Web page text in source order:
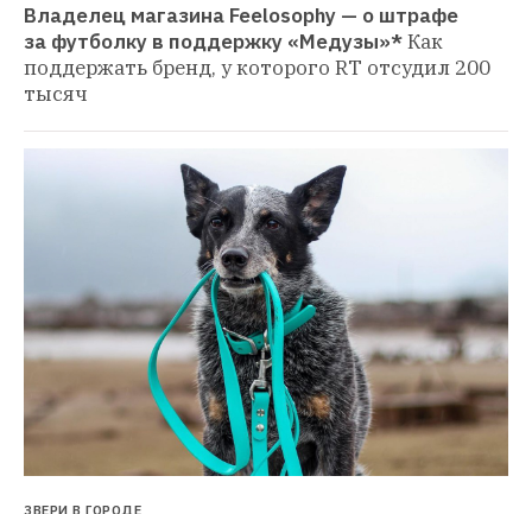
Владелец магазина Feelosophy — о штрафе
за футболку в поддержку «Медузы»*Как
поддержать бренд, у которого RT отсудил 200
тысяч
ЗВЕРИ В ГОРОДЕ